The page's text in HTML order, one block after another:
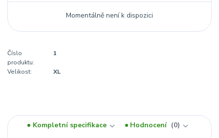
Momentálně není k dispozici
Číslo
produktu:
1
Velikost: XL
Kompletní specifikace Hodnocení
0